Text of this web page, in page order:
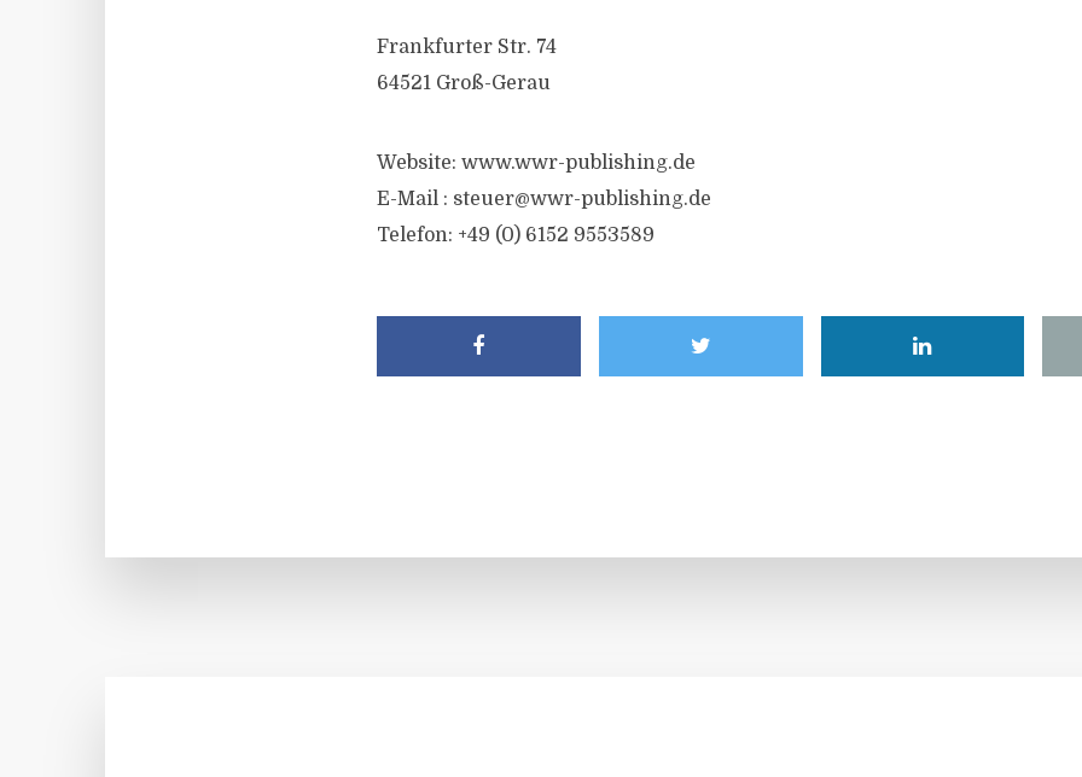
Frankfurter Str. 74
64521 Groß-Gerau
Website: www.wwr-publishing.de
E-Mail : steuer@wwr-publishing.de
Telefon: +49 (0) 6152 9553589